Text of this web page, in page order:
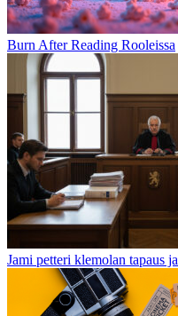
Burn After Reading Rooleissa
Jami petteri klemolan tapaus